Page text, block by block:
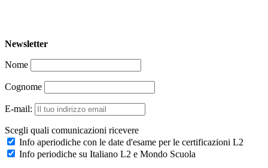
Newsletter
Nome
Cognome
E-mail:
Scegli quali comunicazioni ricevere
Info aperiodiche con le date d'esame per le certificazioni L2
Info periodiche su Italiano L2 e Mondo Scuola